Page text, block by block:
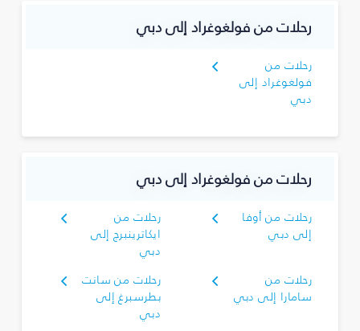
رحلات من فولغوغراد إلى دبي
رحلات من
فولغوغراد إلى
دبي
رحلات من فولغوغراد إلى دبي
رحلات من أوفا
إلى دبي
رحلات من
ايكاترينبرج إلى
دبي
رحلات من
سامارا إلى دبي
رحلات من سانت
بطرسبرغ إلى
دبي